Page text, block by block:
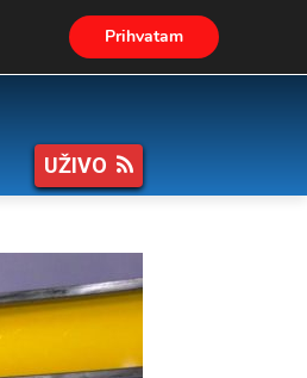
UŽIVO
Prihvatam